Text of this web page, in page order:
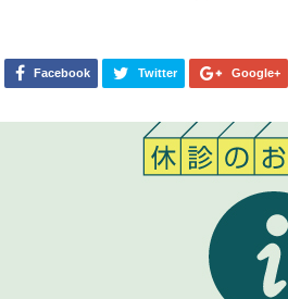
Facebook Twitter Google+